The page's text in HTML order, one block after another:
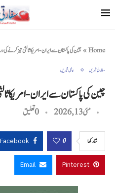
Home
»چین کی پاکستان سے ایران-امریکا ثالثی تیز کرنے
سفارتی خبریں عالمی خبریں
چین کی پاکستان سے ایران-امریکا
مئی 13, 2026 0 تعليق
شاركها 0
Facebook
Pinterest
Email